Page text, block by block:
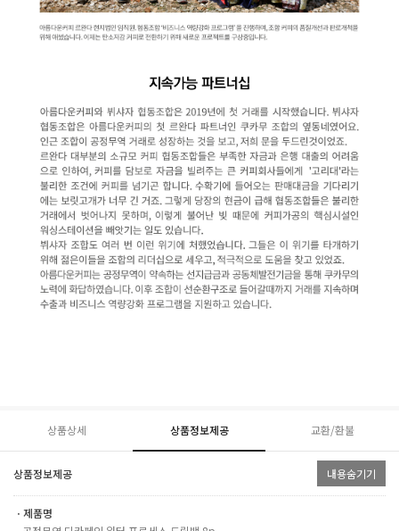
상품상세 상품정보제공 교환/환불
상품정보제공 내용숨기기
ㆍ제품명